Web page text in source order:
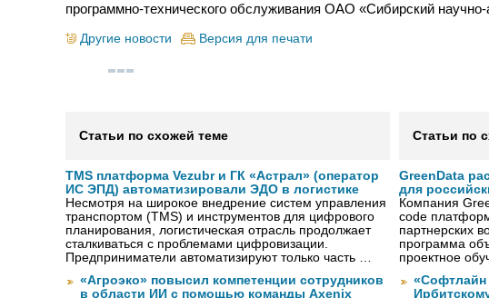
программно-технического обслуживания ОАО «Сибирский научно-
Другие новости Версия для печати
Статьи по схожей теме
TMS платформа Vezubr и ГК «Астрал» (оператор
ИС ЭПД) автоматизировали ЭДО в логистике
Несмотря на широкое внедрение систем управления
транспортом (TMS) и инструментов для цифрового
планирования, логистическая отрасль продолжает
сталкиваться с проблемами цифровизации.
Предприниматели автоматизируют только часть …
«Агроэко» повысил компетенции сотрудников
в области ИИ с помощью команды Axenix
Статьи по
GreenData
для
Компания
code
партнерских
программа
проектное
«Софтлайн